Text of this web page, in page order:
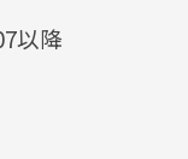
以降